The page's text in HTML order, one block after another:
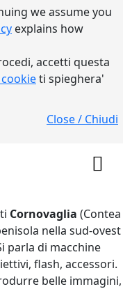
we assume you
explains how
accetti questa
ti spieghera'
Close / Chiudi
Cornovaglia (Contea
nella sud-ovest
parla di macchine
flash, accessori.
belle immagini,